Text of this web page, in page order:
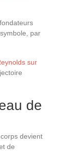
par
sur
de
devient
de